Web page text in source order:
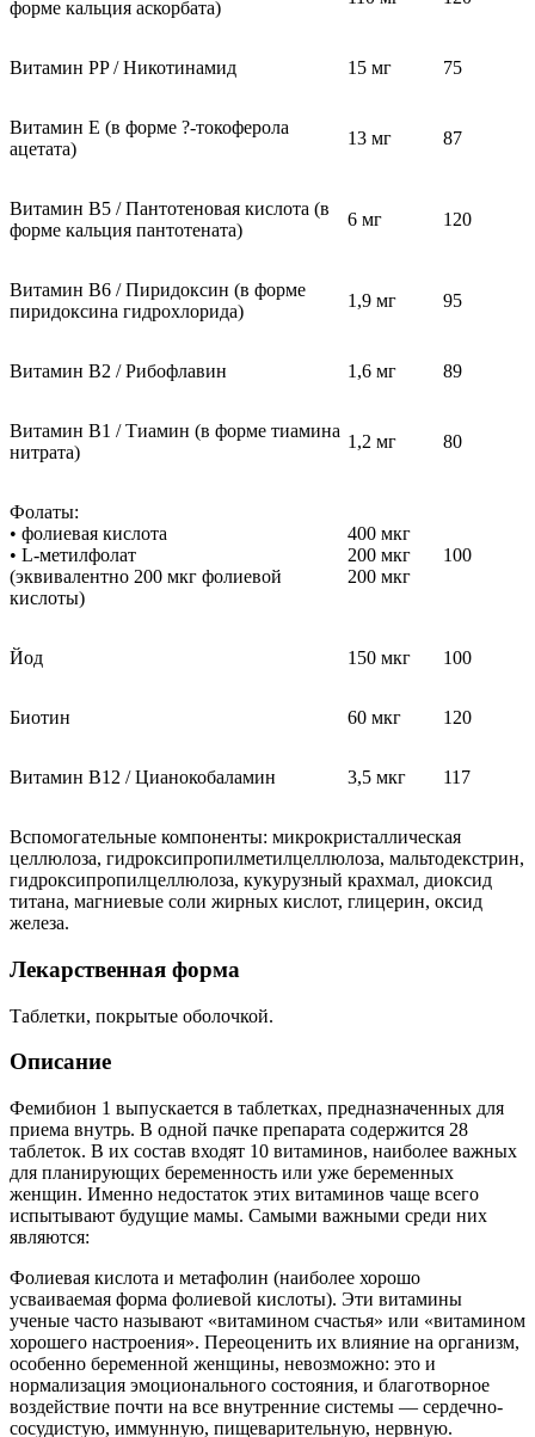
форме кальция аскорбата)
Витамин PP / Никотинамид 15 мг 75
Витамин E (в форме ?-токоферола
ацетата)
13 мг 87
Витамин В5 / Пантотеновая кислота (в
форме кальция пантотената)
6 мг 120
Витамин В6 / Пиридоксин (в форме
пиридоксина гидрохлорида)
1,9 мг 95
Витамин В2 / Рибофлавин 1,6 мг 89
Витамин В1 / Тиамин (в форме тиамина
нитрата)
1,2 мг 80
Фолаты:
• фолиевая кислота
• L-метилфолат
(эквивалентно 200 мкг фолиевой
кислоты)
400 мкг
200 мкг
200 мкг
100
Йод 150 мкг 100
Биотин 60 мкг 120
Витамин В12 / Цианокобаламин 3,5 мкг 117
Вспомогательные компоненты: микрокристаллическая
целлюлоза, гидроксипропилметилцеллюлоза, мальтодекстрин,
гидроксипропилцеллюлоза, кукурузный крахмал, диоксид
титана, магниевые соли жирных кислот, глицерин, оксид
железа.
Лекарственная форма
Таблетки, покрытые оболочкой.
Описание
Фемибион 1 выпускается в таблетках, предназначенных для
приема внутрь. В одной пачке препарата содержится 28
таблеток. В их состав входят 10 витаминов, наиболее важных
для планирующих беременность или уже беременных
женщин. Именно недостаток этих витаминов чаще всего
испытывают будущие мамы. Самыми важными среди них
являются:
Фолиевая кислота и метафолин (наиболее хорошо
усваиваемая форма фолиевой кислоты). Эти витамины
ученые часто называют «витамином счастья» или «витамином
хорошего настроения». Переоценить их влияние на организм,
особенно беременной женщины, невозможно: это и
нормализация эмоционального состояния, и благотворное
воздействие почти на все внутренние системы — сердечно-
сосудистую, иммунную, пищеварительную, нервную.